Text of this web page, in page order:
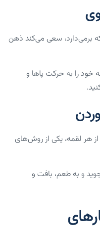
برمی‌دارد، سعی می‌کند ذهن
خود را به حرکت پاها و
هر لقمه، یکی از روش‌های
و به طعم، بافت و